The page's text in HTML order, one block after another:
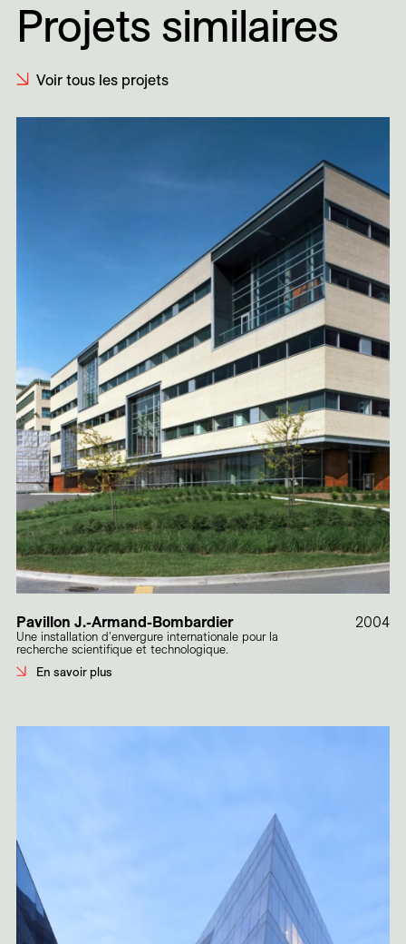
Projets similaires
Voir tous les projets
Pavillon J.-Armand-Bombardier
Une installation d'envergure internationale pour la
recherche scientifique et technologique.
En savoir plus
2004